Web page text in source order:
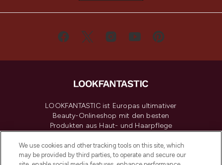
LOOKFANTASTIC ist Europas ultimativer
Beauty-Onlineshop mit den besten
Produkten aus Haut- und Haarpflege
renommierten Marken. Shoppe online
oder über die App mit kostenloser
We use cookies and other tracking tools on this site, which
may be provided by third parties, to operate and secure our